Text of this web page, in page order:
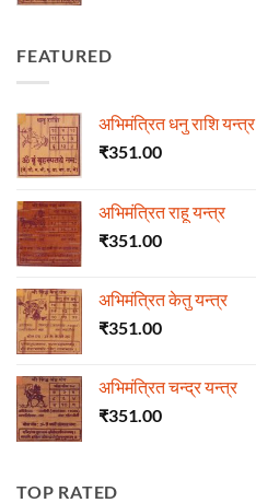
FEATURED
अभिमंत्रित धनु राशि यन्त्र
₹351.00
अभिमंत्रित राहू यन्त्र
₹351.00
अभिमंत्रित केतु यन्त्र
₹351.00
अभिमंत्रित चन्द्र यन्त्र
₹351.00
TOP RATED